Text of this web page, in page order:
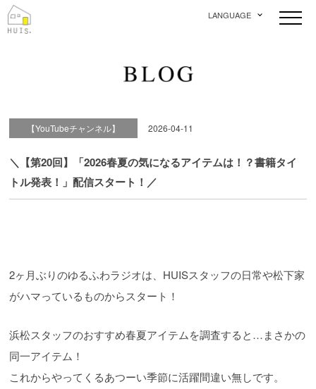
LANGUAGE
【YouTubeチャンネル】 2026-04-11
＼【第20回】「2026春夏の気になるアイテムは！？書籍タイ
トル発表！」配信スタート！／
2ヶ月ぶりのゆるふわラジオは、HUISスタッフの日常や松下家
がハマっているものからスタート！
浜松スタッフのおすすめ春夏アイテムを調査すると…まさかの
同一アイテム！
これからやってくるあつーい季節に活躍間違い無しです。